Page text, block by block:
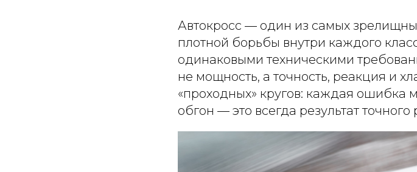
Автокросс — один из самых
плотной борьбы внутри каждого
одинаковыми техническими
не мощность, а точность, реакция и
«проходных» кругов: каждая ошибка
обгон — это всегда результат